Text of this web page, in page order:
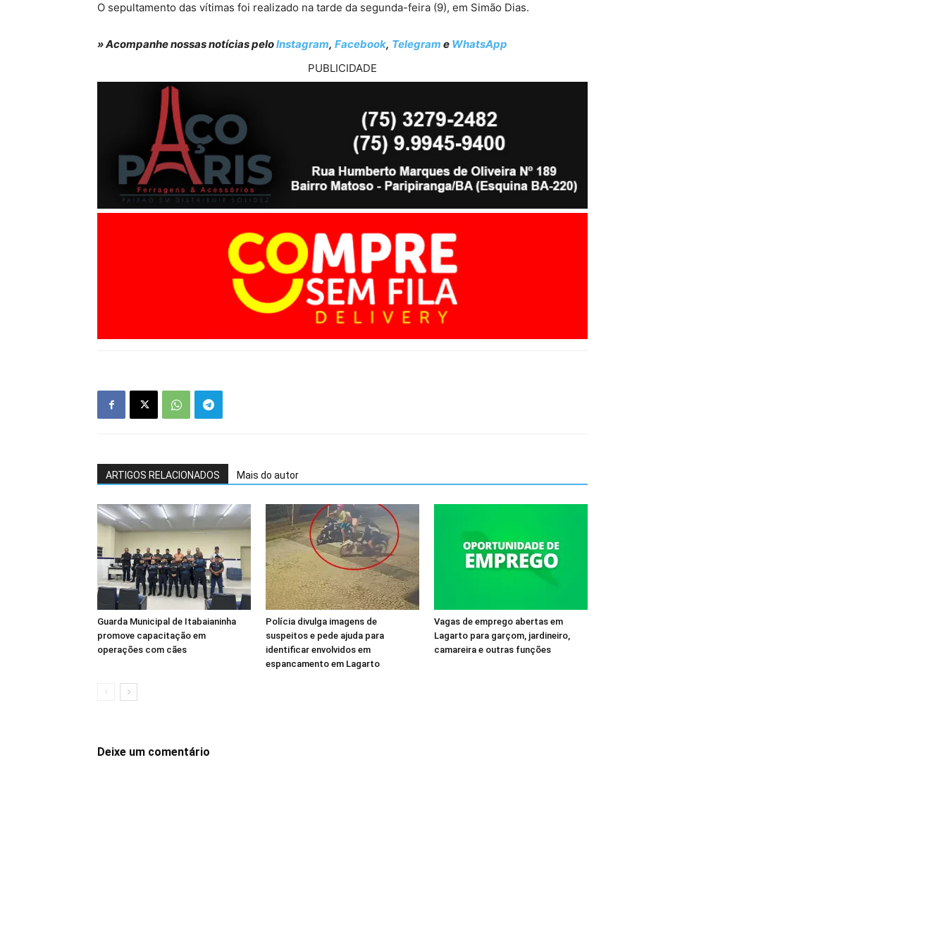
O sepultamento das vítimas foi realizado na tarde da segunda-feira (9), em Simão Dias.
» Acompanhe nossas notícias peloInstagram, Facebook, Telegram e WhatsApp
PUBLICIDADE
ARTIGOS RELACIONADOS Mais do autor
Guarda Municipal de Itabaianinha
promove capacitação em
operações com cães
Polícia divulga imagens de
suspeitos e pede ajuda para
identificar envolvidos em
espancamento em Lagarto
Vagas de emprego abertas em
Lagarto para garçom, jardineiro,
camareira e outras funções
Deixe um comentário